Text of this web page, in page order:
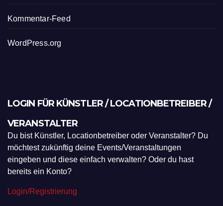
Kommentar-Feed
WordPress.org
LOGIN FÜR KÜNSTLER / LOCATIONBETREIBER /
VERANSTALTER
Du bist Künstler, Locationbetreiber oder Veranstalter? Du
möchtest zukünftig deine Events/Veranstaltungen
eingeben und diese einfach verwalten? Oder du hast
bereits ein Konto?
Login/Registrierung